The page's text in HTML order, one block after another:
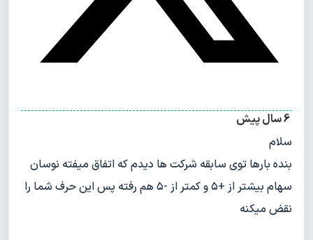
سلام
بنده بارها توی سابقه شرکت ها دیدم که اتفاق میفته نوسان
سهام بیشتر از +۵ و کمتر از -۵ هم رفته پس این حرف شما را
نقض میکنه